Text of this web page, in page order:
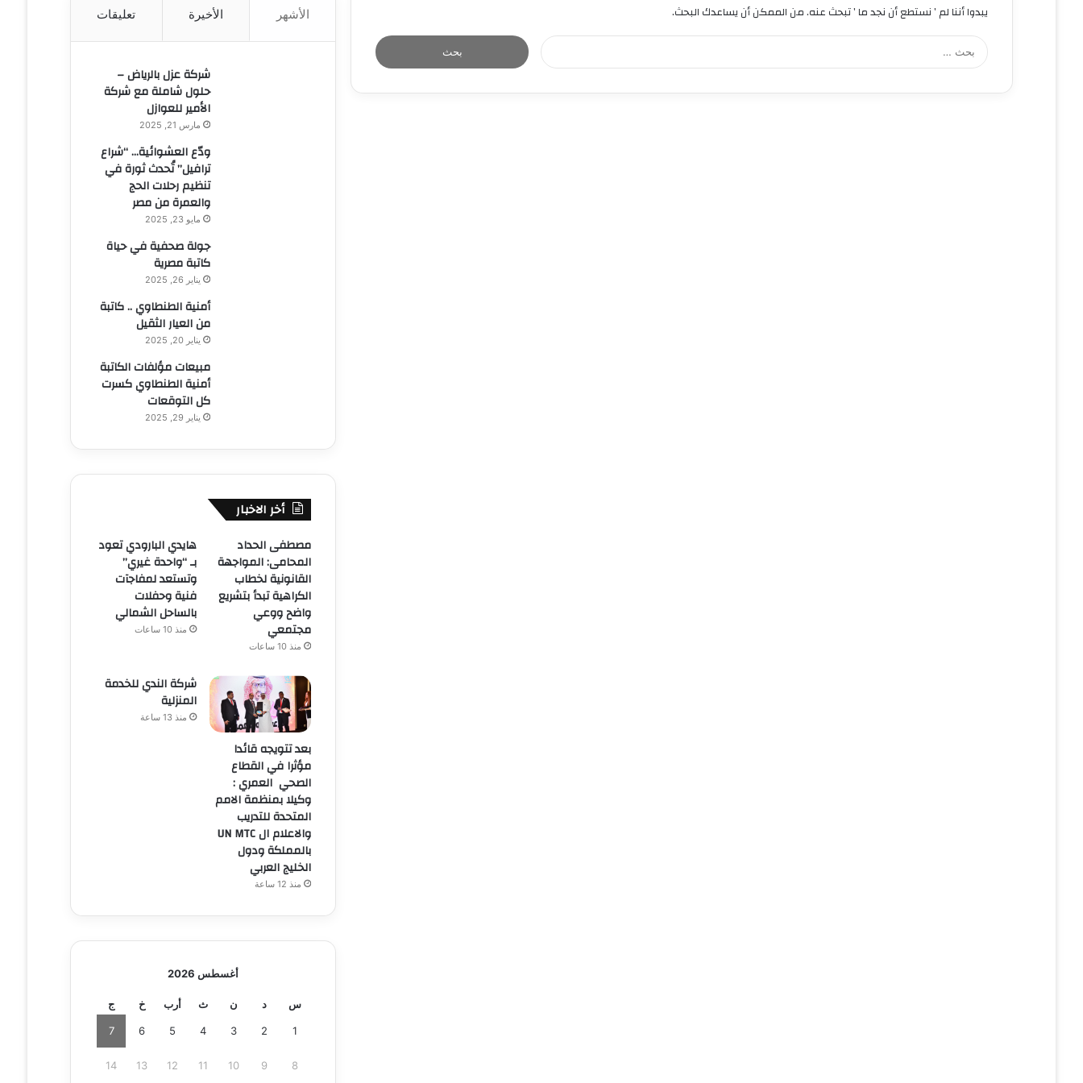
يبدوا أننا لم ’ نستطع أن نجد ما ’ تبحث عنه. من الممكن أن يساعدك البحث.
ح
الأشهر الأخيرة تعليقات
شركة عزل بالرياض –
حلول شاملة مع شركة
الأمير للعوازل
مارس 21, 2025
ودّع العشوائية… “شراع
ترافيل” تُحدث ثورة في
تنظيم رحلات الحج
والعمرة من مصر
مايو 23, 2025
جولة صحفية في حياة
كاتبة مصرية
يناير 26, 2025
أمنية الطنطاوي .. كاتبة
من العيار الثقيل
يناير 20, 2025
مبيعات مؤلفات الكاتبة
أمنية الطنطاوي كسرت
كل التوقعات
يناير 29, 2025
أخر الاخبار
مصطفى الحداد
المحامى: المواجهة
القانونية لخطاب
الكراهية تبدأ بتشريع
واضح ووعي
مجتمعي
منذ 10 ساعات
هايدي البارودي تعود
بـ “واحدة غيري”
وتستعد لمفاجآت
فنية وحفلات
بالساحل الشمالي
منذ 10 ساعات
بعد تتويجه قائدا
مؤثرا في القطاع
الصحي العمري :
وكيلا بمنظمة الامم
المتحدة للتدريب
والاعلام ال UN MTC
بالمملكة ودول
الخليج العربي
منذ 12 ساعة
شركة الندي للخدمة
المنزلية
منذ 13 ساعة
أغسطس 2026
س د ن ث أرب خ ج
1
2
3
4
5
6
7
8
9
10
11
12
13
14